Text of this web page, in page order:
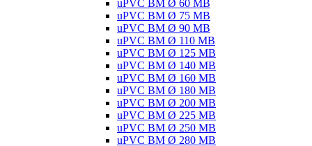
uPVC BM Ø 60 MB
uPVC BM Ø 75 MB
uPVC BM Ø 90 MB
uPVC BM Ø 110 MB
uPVC BM Ø 125 MB
uPVC BM Ø 140 MB
uPVC BM Ø 160 MB
uPVC BM Ø 180 MB
uPVC BM Ø 200 MB
uPVC BM Ø 225 MB
uPVC BM Ø 250 MB
uPVC BM Ø 280 MB